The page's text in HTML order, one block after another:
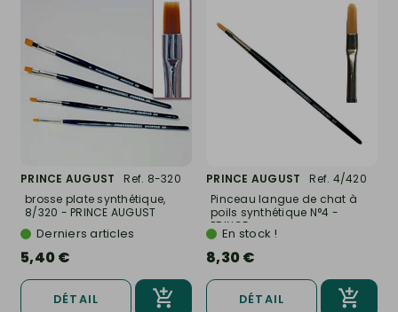
PRINCE AUGUST
Ref. 8-320
brosse plate synthétique,
8/320 - PRINCE AUGUST
Derniers articles
5,40 €
DÉTAIL
PRINCE AUGUST
Ref. 4/420
Pinceau langue de chat à
poils synthétique N°4 -
PRINCE...
En stock !
8,30 €
DÉTAIL